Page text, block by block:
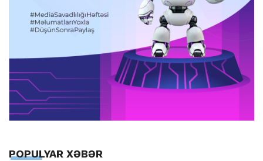
POPULYAR XƏBƏR